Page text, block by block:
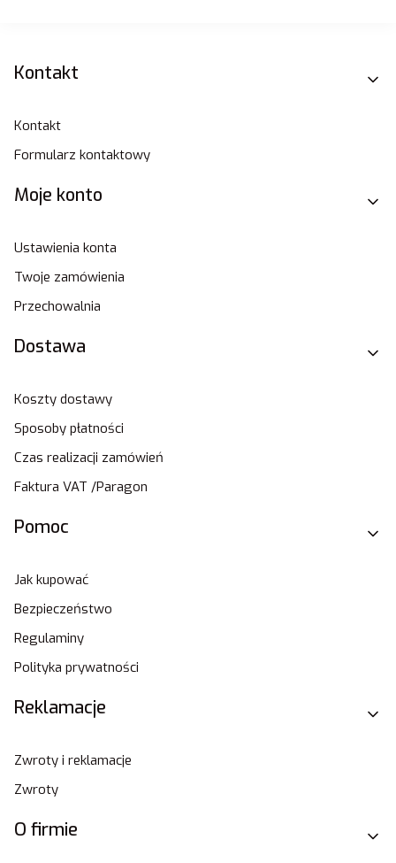
Linki w stopce
Kontakt
Kontakt
Formularz kontaktowy
Moje konto
Ustawienia konta
Twoje zamówienia
Przechowalnia
Dostawa
Koszty dostawy
Sposoby płatności
Czas realizacji zamówień
Faktura VAT /Paragon
Pomoc
Jak kupować
Bezpieczeństwo
Regulaminy
Polityka prywatności
Reklamacje
Zwroty i reklamacje
Zwroty
O firmie